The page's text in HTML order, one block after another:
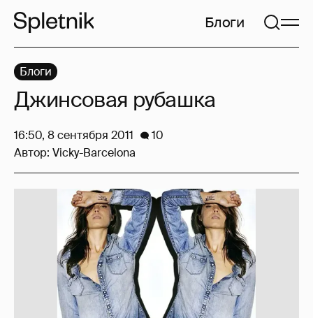
Блоги
Блоги
Джинсовая рубашка
16:50, 8 сентября 2011
10
Автор: Vicky-Barcelona